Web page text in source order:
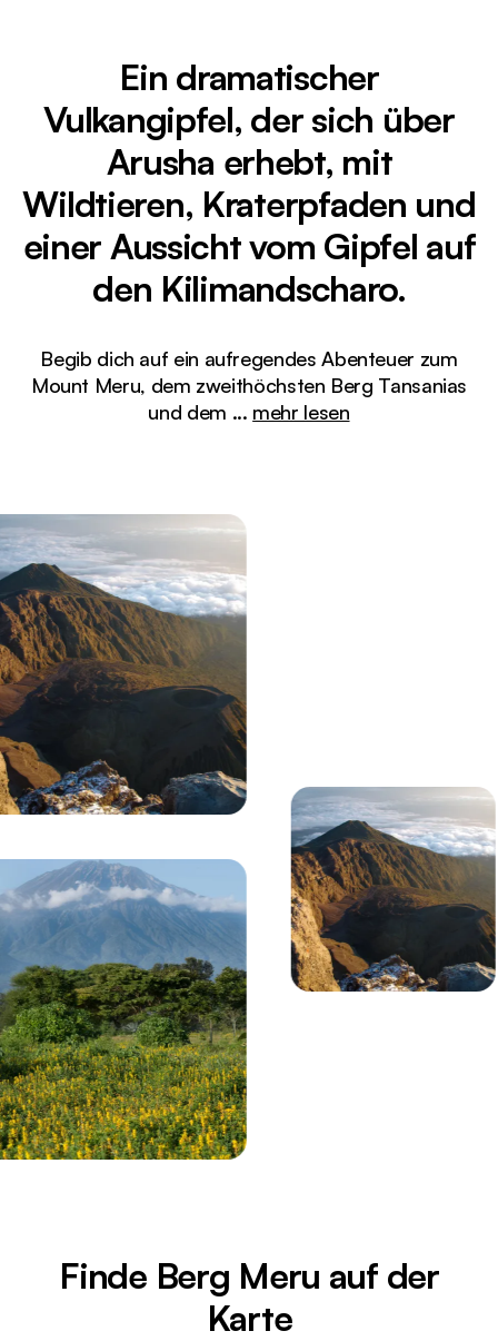
Ein dramatischer
Vulkangipfel, der sich über
Arusha erhebt, mit
Wildtieren, Kraterpfaden und
einer Aussicht vom Gipfel auf
den Kilimandscharo.
Begib dich auf ein aufregendes Abenteuer zum
Mount Meru, dem zweithöchsten Berg Tansanias
und dem ... mehr lesen
Finde Berg Meru auf der
Karte